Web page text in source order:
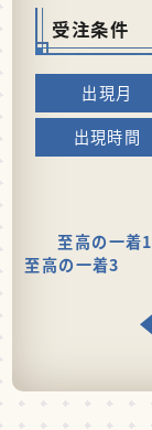
受注条件
至高の一着1
至高の一着3